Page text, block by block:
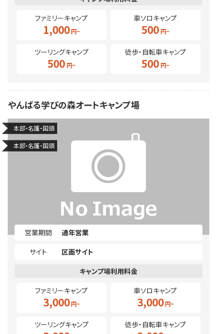
ファミリーキャンプ
1,000
車ソロキャンプ
500
ツーリングキャンプ
500
徒歩・自転車キャンプ
500
やんばる学びの森オートキャンプ場
本部・名護・国頭
本部・名護・国頭
営業期間
通年営業
サイト
区画サイト
ファミリーキャンプ
3,000
車ソロキャンプ
3,000
ツーリングキャンプ 徒歩・自転車キャンプ